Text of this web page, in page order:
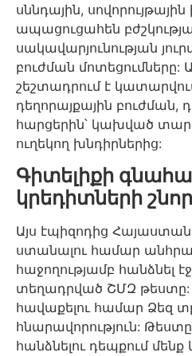
սննդային,
ապացուցահեն
սակավարյունության
բուժման
շեշտադրում է
դեղորայքային բուժման,
հարցերին՝ կախված
ուղեկող խնդիրներից:
Գիտելիքի
կրեդիտների
Այս էպիզոդից
ստանալու համար
հաջողությամբ հանձնել
տեղադրված ՇՄԶ թեստը:
հավաքելու համար Ձեզ
հնարավորություն:
հանձնելու դեպքում